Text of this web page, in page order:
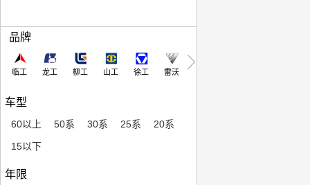
品牌
临工 龙工 柳工 山工 徐工 雷沃
车型
60以上 50系 30系 25系
20系
15以下
年限